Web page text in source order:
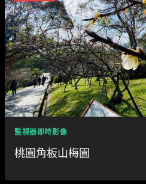
監視器即時影像
桃園角板山梅園